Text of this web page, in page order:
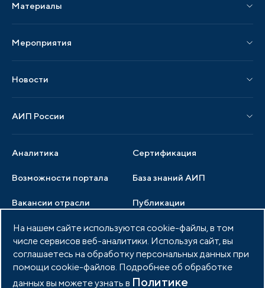
Услуги по локализации
Аналитика Сертификация
Возможности портала
Материалы
Публикации СМИ и статьи
Образцы документов
База знаний АИП
Вакансии отрасли
Мероприятия
Мероприятия отрасли
Новости
Новости отрасли
Публикации
Медиатека Тендеры
АИП России
Члены ассоциации
Услуги ассоциации
Документы АИП
Партнеры ассоциации
Фото и видео
Членство в АИП Войти в личный кабинет
На нашем сайте используются cookie-файлы, в том
числе сервисов веб-аналитики. Используя сайт, вы
соглашаетесь на обработку персональных данных при
помощи cookie-файлов. Подробнее об обработке
данных вы можете узнать в Политике